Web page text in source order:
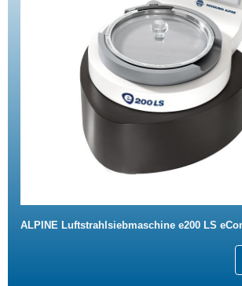
ALPINE Luftstrahlsiebmaschine e200 LS